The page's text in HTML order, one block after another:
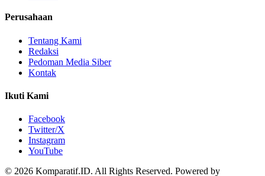
Perusahaan
Tentang Kami
Redaksi
Pedoman Media Siber
Kontak
Ikuti Kami
Facebook
Twitter/X
Instagram
YouTube
© 2026 Komparatif.ID. All Rights Reserved. Powered by